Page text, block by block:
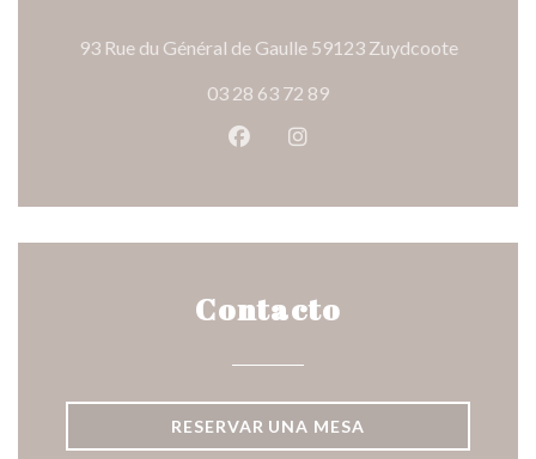
93 Rue du Général de Gaulle 59123 Zuydcoote((abre en
03 28 63 72 89
Facebook ((abre en una nueva
Instagram ((abre en una
Contacto
RESERVAR UNA MESA